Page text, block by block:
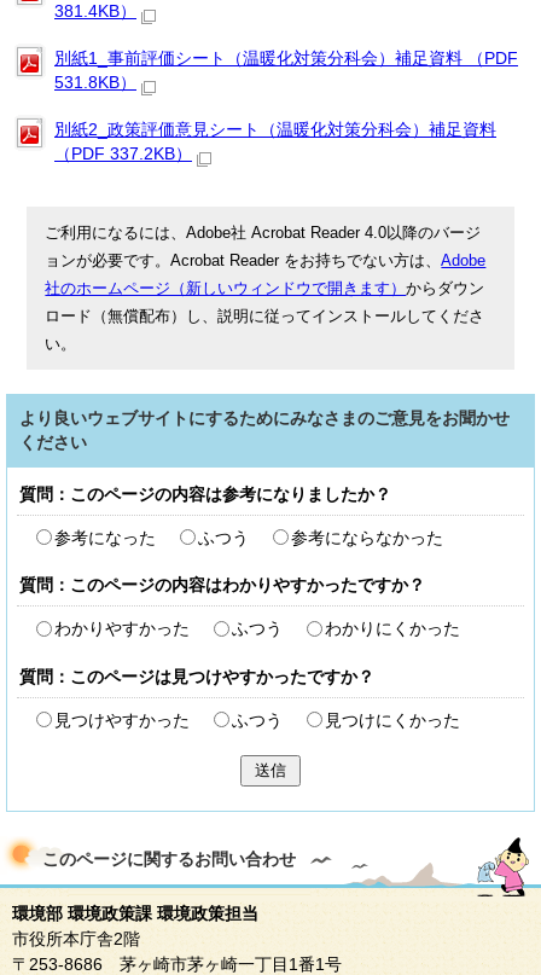
381.4KB）
別紙1_事前評価シート（温暖化対策分科会）補足資料 （PDF
531.8KB）
別紙2_政策評価意見シート（温暖化対策分科会）補足資料
（PDF 337.2KB）
ご利用になるには、Adobe社 Acrobat Reader 4.0以降のバージ
ョンが必要です。Acrobat Reader をお持ちでない方は、Adobe
社のホームページ（新しいウィンドウで開きます）からダウン
ロード（無償配布）し、説明に従ってインストールしてくださ
い。
より良いウェブサイトにするためにみなさまのご意見をお聞かせ
ください
質問：このページの内容は参考になりましたか？
参考になった ふつう 参考にならなかった
質問：このページの内容はわかりやすかったですか？
わかりやすかった ふつう わかりにくかった
質問：このページは見つけやすかったですか？
見つけやすかった ふつう 見つけにくかった
送信
このページに関するお問い合わせ
環境部 環境政策課 環境政策担当
市役所本庁舎2階
〒253-8686 茅ヶ崎市茅ヶ崎一丁目1番1号